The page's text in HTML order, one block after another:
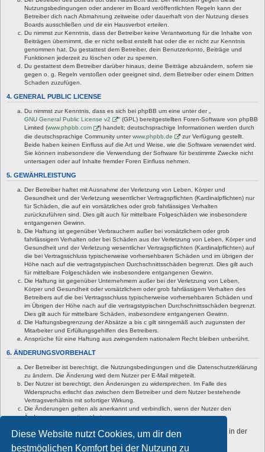
Diese Website nutzt Cookies, um dir den
bestmöglichen Komfort bei der Nutzung zu
Nutzungsbedingungen oder anderer im Board veröffentlichten Regeln kann der
Betreiber dich nach Abmahnung zeitweise oder dauerhaft von der Nutzung dieses
Boards ausschließen und dir ein Hausverbot erteilen.
Du nimmst zur Kenntnis, dass der Betreiber keine Verantwortung für die Inhalte von
Beiträgen übernimmt, die er nicht selbst erstellt hat oder die er nicht zur Kenntnis
genommen hat. Du gestattest dem Betreiber, dein Benutzerkonto, Beiträge und
Funktionen jederzeit zu löschen oder zu sperren.
Du gestattest dem Betreiber darüber hinaus, deine Beiträge abzuändern, sofern sie
gegen o. g. Regeln verstoßen oder geeignet sind, dem Betreiber oder einem Dritten
Schaden zuzufügen.
4. GENERAL PUBLIC LICENSE
Du nimmst zur Kenntnis, dass es sich bei phpBB um eine unter der „
GNU General Public License v2
“ (GPL) bereitgestellten Foren-Software von phpBB
Limited (www.phpbb.com
) handelt; deutschsprachige Informationen werden durch
die deutschsprachige Community unterwww.phpbb.de
zur Verfügung gestellt.
Beide haben keinen Einfluss auf die Art und Weise, wie die Software verwendet wird.
Sie können insbesondere die Verwendung der Software für bestimmte Zwecke nicht
untersagen oder auf Inhalte fremder Foren Einfluss nehmen.
5. GEWÄHRLEISTUNG
Der Betreiber haftet mit Ausnahme der Verletzung von Leben, Körper und
Gesundheit und der Verletzung wesentlicher Vertragspflichten (Kardinalpflichten) nur
für Schäden, die auf ein vorsätzliches oder grob fahrlässiges Verhalten
zurückzuführen sind. Dies gilt auch für mittelbare Folgeschäden wie insbesondere
entgangenen Gewinn.
Die Haftung ist gegenüber Verbrauchern außer bei vorsätzlichem oder grob
fahrlässigem Verhalten oder bei Schäden aus der Verletzung von Leben, Körper und
Gesundheit und der Verletzung wesentlicher Vertragspflichten (Kardinalpflichten) auf
die bei Vertragsschluss typischerweise vorhersehbaren Schäden und im übrigen der
Höhe nach auf die vertragstypischen Durchschnittsschäden begrenzt. Dies gilt auch
für mittelbare Folgeschäden wie insbesondere entgangenen Gewinn.
Die Haftung ist gegenüber Unternehmern außer bei der Verletzung von Leben,
Körper und Gesundheit oder vorsätzlichem oder grob fahrlässigem Verhalten des
Betreibers auf die bei Vertragsschluss typischerweise vorhersehbaren Schäden und
im Übrigen der Höhe nach auf die vertragstypischen Durchschnittsschäden begrenzt.
Dies gilt auch für mittelbare Schäden, insbesondere entgangenen Gewinn.
Die Haftungsbegrenzung der Absätze a bis c gilt sinngemäß auch zugunsten der
Mitarbeiter und Erfüllungsgehilfen des Betreibers.
Ansprüche für eine Haftung aus zwingendem nationalem Recht bleiben unberührt.
6. ÄNDERUNGSVORBEHALT
Der Betreiber ist berechtigt, die Nutzungsbedingungen und die Datenschutzerklärung
zu ändern. Die Änderung wird dem Nutzer per E-Mail mitgeteilt.
Der Nutzer ist berechtigt, den Änderungen zu widersprechen. Im Falle des
Widerspruchs erlischt das zwischen dem Betreiber und dem Nutzer bestehende
Vertragsverhältnis mit sofortiger Wirkung.
Die Änderungen gelten als anerkannt und verbindlich, wenn der Nutzer den
Änderungen zugestimmt hat.
Informationen über den Umgang mit deinen persönlichen Daten sind in der